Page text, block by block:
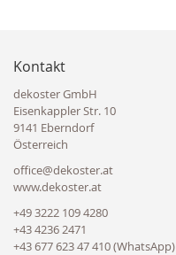
Kontakt
dekoster GmbH
Eisenkappler Str. 10
9141 Eberndorf
Österreich
office@dekoster.at
www.dekoster.at
+49 3222 109 4280
+43 4236 2471
+43 677 623 47 410 (WhatsApp)